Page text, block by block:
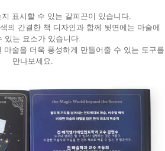
표시할 수 있는 갈피끈이 있습니다.
의 간결한 책 디자인과 함께 뒷면에는 마술에
있는 요소가 있습니다.
마술을 더욱 풍성하게 만들어줄 수 있는 도구를
만나보세요.